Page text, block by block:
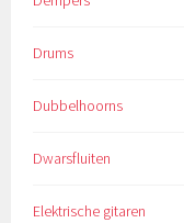
Drums
Dubbelhoorns
Dwarsfluiten
Elektrische gitaren